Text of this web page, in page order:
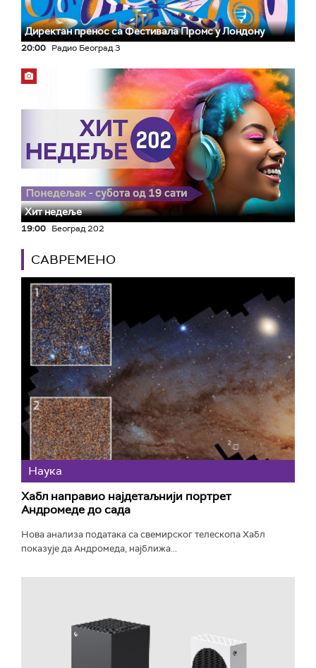
Директан пренос са Фестивала Промс у Лондону
20:00 Радио Београд 3
Хит недеље
19:00 Београд 202
САВРЕМЕНО
Наука
Хабл направио најдетаљнији портрет
Андромеде до сада
Нова анализа података са свемирског телескопа Хабл
показује да Андромеда, најближа...